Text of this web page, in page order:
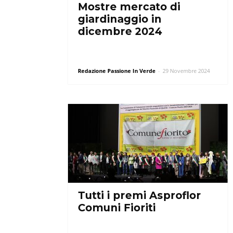
Mostre mercato di
giardinaggio in
dicembre 2024
Redazione Passione In Verde - 29 Novembre 2024
Tutti i premi Asproflor
Comuni Fioriti